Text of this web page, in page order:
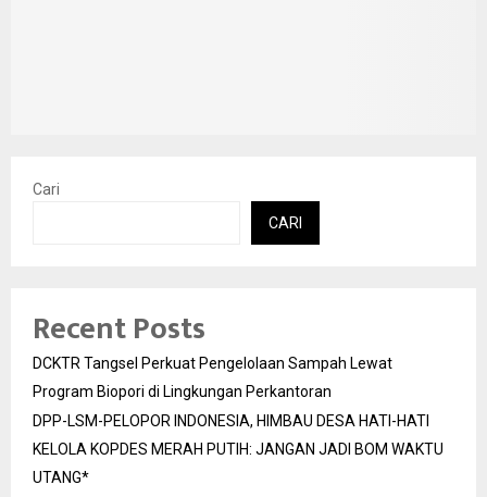
Cari
CARI
Recent Posts
DCKTR Tangsel Perkuat Pengelolaan Sampah Lewat
Program Biopori di Lingkungan Perkantoran
DPP-LSM-PELOPOR INDONESIA, HIMBAU DESA HATI-HATI
KELOLA KOPDES MERAH PUTIH: JANGAN JADI BOM WAKTU
UTANG*